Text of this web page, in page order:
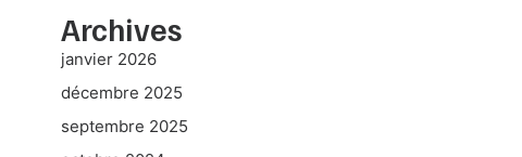
Archives
janvier 2026
décembre 2025
septembre 2025